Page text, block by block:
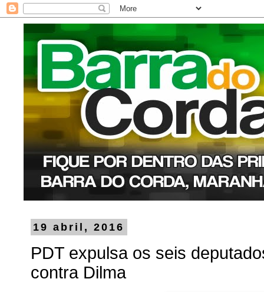
19 abril, 2016
PDT expulsa os seis
contra Dilma